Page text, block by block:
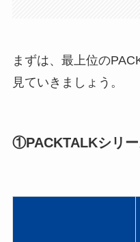
まずは、最上位の
見ていきましょう。
①PACKTALKシリ